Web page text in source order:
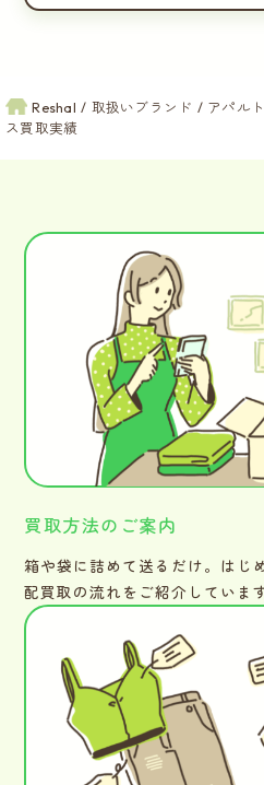
Reshal 取扱いブランド アパル
ス買取実績
買取方法のご案内
箱や袋に詰めて送るだけ。はじ
配買取の流れをご紹介しています